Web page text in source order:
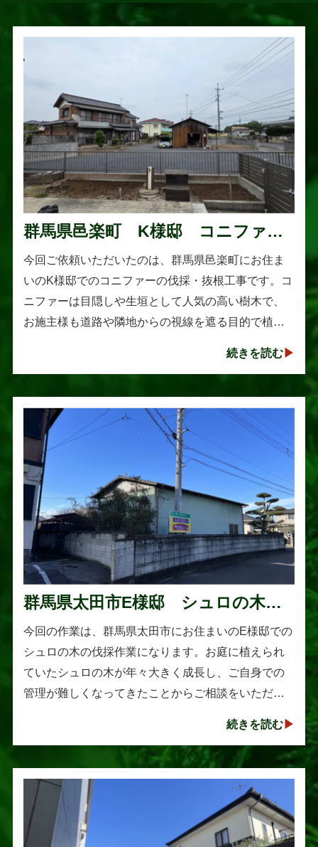
群馬県邑楽町 K様邸 コニファー
伐採・抜根工事
今回ご依頼いただいたのは、群馬県邑楽町にお住ま
いのK様邸でのコニファーの伐採・抜根工事です。コ
ニファーは目隠しや生垣として人気の高い樹木で、
お施主様も道路や隣地からの視線を遮る目的で植え
続きを読む
群馬県太田市E様邸 シュロの木の
伐採作業
今回の作業は、群馬県太田市にお住まいのE様邸での
シュロの木の伐採作業になります。お庭に植えられ
ていたシュロの木が年々大きく成長し、ご自身での
管理が難しくなってきたことからご相談をいただき
続きを読む